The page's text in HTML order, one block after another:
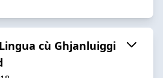
cù Ghjanluiggi